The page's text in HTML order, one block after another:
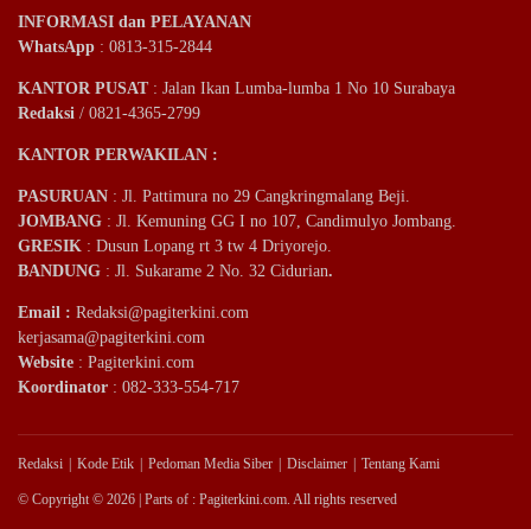
INFORMASI dan PELAYANAN
WhatsApp : 0813-315-2844
KANTOR PUSAT: Jalan Ikan Lumba-lumba 1 No 10 Surabaya
Redaksi / 0821-4365-2799
KANTOR PERWAKILAN :
PASURUAN : Jl. Pattimura no 29 Cangkringmalang Beji.
JOMBANG : Jl. Kemuning GG I no 107, Candimulyo Jombang.
GRESIK : Dusun Lopang rt 3 tw 4 Driyorejo.
BANDUNG : Jl. Sukarame 2 No. 32 Cidurian.
Email : Redaksi@pagiterkini.com
kerjasama@pagiterkini.com
Website : Pagiterkini.com
Koordinator : 082-333-554-717
Redaksi Kode Etik Pedoman Media Siber Disclaimer Tentang Kami
© Copyright © 2026 | Parts of : Pagiterkini.com. All rights reserved